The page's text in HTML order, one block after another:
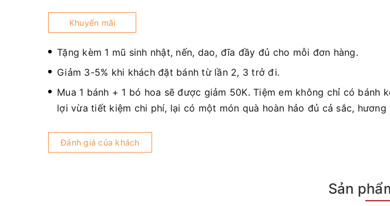
Khuyến mãi
Tặng kèm 1 mũ sinh nhật, nến, dao, đĩa đầy đủ cho mỗi đơn hàng.
Giảm 3-5% khi khách đặt bánh từ lần 2, 3 trở đi.
Mua 1 bánh + 1 bó hoa sẽ được giảm 50K. Tiệm em không chỉ có
lợi vừa tiết kiệm chi phí, lại có một món quà hoàn hảo đủ cả sắc, hương
Đánh giá của khách
Sản